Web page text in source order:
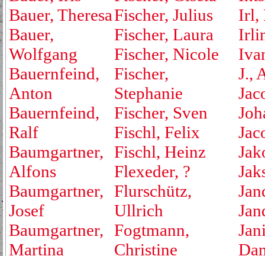
Bauer, Theresa
Bauer,
Wolfgang
Bauernfeind,
Anton
Bauernfeind,
Ralf
Baumgartner,
Alfons
Baumgartner,
Josef
Baumgartner,
Martina
Fischer, Julius
Fischer, Laura
Fischer, Nicole
Fischer,
Stephanie
Fischer, Sven
Fischl, Felix
Fischl, Heinz
Flexeder, ?
Flurschütz,
Ullrich
Fogtmann,
Christine
Irl,
J.,